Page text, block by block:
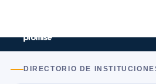
DIRECTORIO DE